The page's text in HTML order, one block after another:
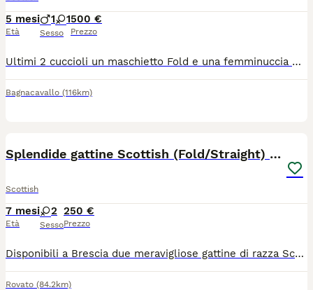
5 mesi
Età
1 1
Sesso
500 €
Prezzo
Ultimi 2 cuccioli un maschietto Fold e una femminuccia Straight già svezzati abituati sia alla lettiera sia al tiragraffi si consegnano con libretto sanitario, 2 vaccinazioni e 2 sverminature più certificato di buona salute. Mamma Highland Fold, Papà Brithish Shorthair di nostra proprietà visibili e testati Fiv Felv e Pdk. Micetti dolci ed affettuosi adatti per una vita casalinga
Bagnacavallo (116km)
Splendide gattine Scottish (Fold/Straight) 6 mesi
Scottish
7 mesi
Età
2
Sesso
250 €
Prezzo
Disponibili a Brescia due meravigliose gattine di razza Scottish di 6 месяцев (una Scottish Fold dalle adorabili orecchie piegate e una Scottish Straight). Sono cresciute in casa, circondate da affetto, e hanno un carattere straordinario: sono incredibilmente dolci, amano le coccole, giocherellone ma allo stesso tempo molto educate e tranquille. Abbituate perfettamente all'uso della lettiera e del tiragraffi.
Rovato (84.2km)